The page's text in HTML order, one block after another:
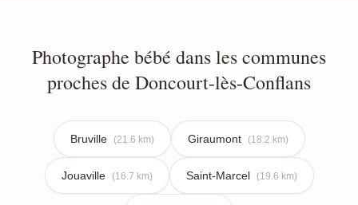
Photographe bébé dans les communes
proches de Doncourt-lès-Conflans
Bruville (21.6 km) Giraumont (18.2 km)
Jouaville (16.7 km) Saint-Marcel (19.6 km)